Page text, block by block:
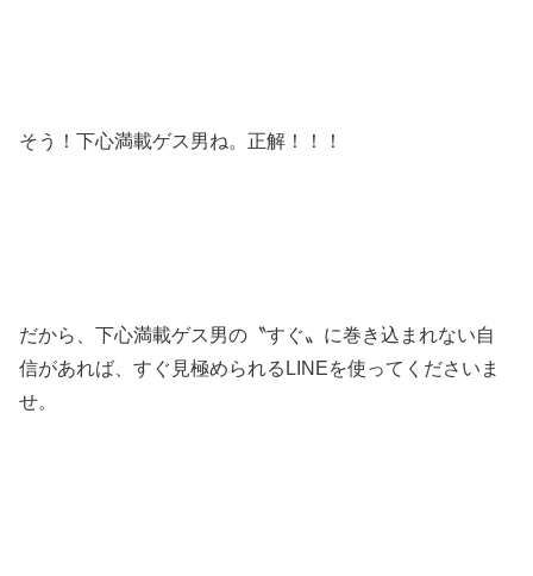
そう！下心満載ゲス男ね。正解！！！
だから、下心満載ゲス男の〝すぐ〟に巻き込まれない自
信があれば、すぐ見極められるLINEを使ってくださいま
せ。